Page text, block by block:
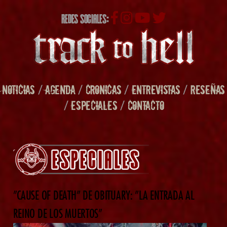
REDES SOCIALES:
NOTICIAS /AGENDA/ CRONICAS/ENTREVISTAS/RESEÑAS
/ESPECIALES/ CONTACTO
”CAUSE OF DEATH” DE OBITUARY: ”LA ENTRADA AL
REINO DE LOS MUERTOS”